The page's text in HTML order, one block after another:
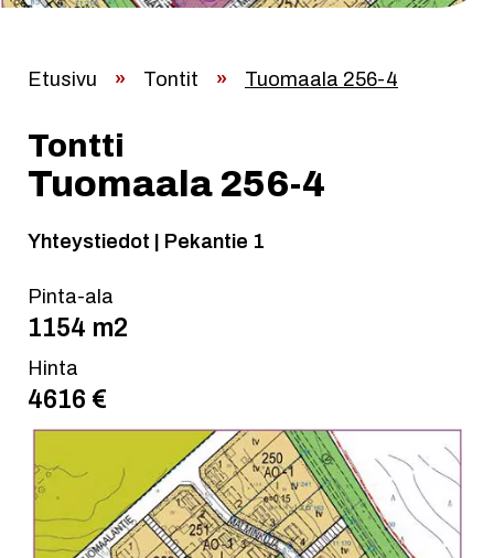
Etusivu » Tontit » Tuomaala 256-4
Tontti
Tuomaala 256-4
Yhteystiedot | Pekantie 1
Pinta-ala
1154 m2
Hinta
4616 €